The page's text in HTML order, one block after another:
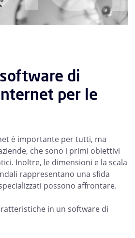
di
per le
è importante per tutti, ma
che sono i primi obiettivi
Inoltre, le dimensioni e la scala
rappresentano una sfida
possono affrontare.
in un software di